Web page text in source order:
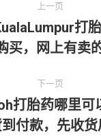
上一页
上
一
打
买，网上有卖
下一页
下
一
打胎药哪里可
付款，先收